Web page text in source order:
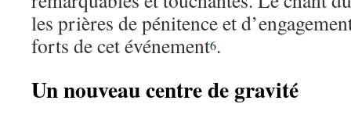
les prières de pénitence et
forts de cet événement6.
Un nouveau centre de gravité